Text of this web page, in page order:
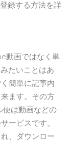
録する方法を詳
動画ではなく単
たいことはあ
簡単に記事内
ます。その方
便は動画などの
ービスです。
、ダウンロー